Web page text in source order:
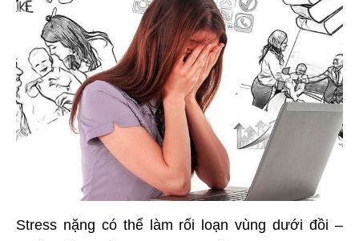
Stress nặng có thể làm rối loạn vùng dưới đồi –